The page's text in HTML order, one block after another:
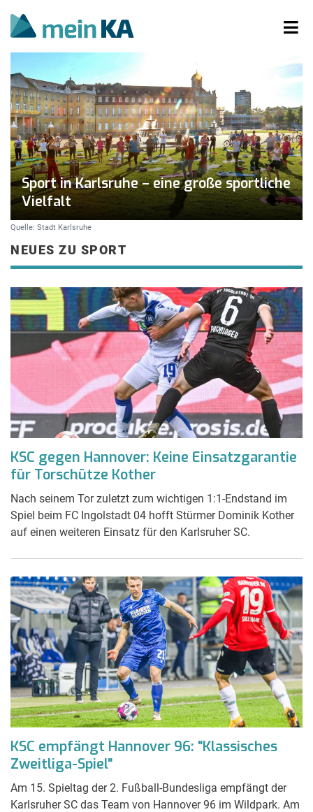
Sport in Karlsruhe – eine große sportliche
Vielfalt
Quelle: Stadt Karlsruhe
NEUES ZU SPORT
KSC gegen Hannover: Keine Einsatzgarantie
für Torschütze Kother
Nach seinem Tor zuletzt zum wichtigen 1:1-Endstand im
Spiel beim FC Ingolstadt 04 hofft Stürmer Dominik Kother
auf einen weiteren Einsatz für den Karlsruher SC.
KSC empfängt Hannover 96: "Klassisches
Zweitliga-Spiel"
Am 15. Spieltag der 2. Fußball-Bundesliga empfängt der
Karlsruher SC das Team von Hannover 96 im Wildpark. Am